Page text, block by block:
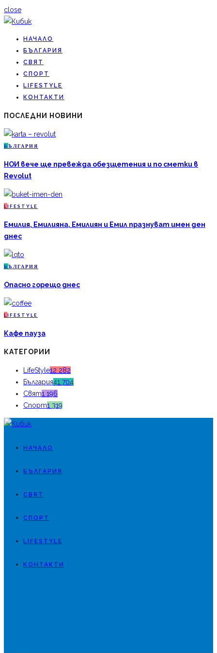
close
НАЧАЛО
БЪЛГАРИЯ
СВЯТ
СПОРТ
LIFESTYLE
КОНТАКТИ
ПОСЛЕДНИ НОВИНИ
Б ЪЛГАРИЯ
НОИ вече ще превежда обезщетения и по сметки в
Revolut
L IFESTYLE
Емилия, Емилияна, Емилиян и Емил празнуват имен ден
днес
Б ЪЛГАРИЯ
Опасно горещо днес
L IFESTYLE
Кафе пауза
КАТЕГОРИИ
LifeStyle12 282
България41 704
Свят1 196
Спорт1 319
НАЧАЛО
БЪЛГАРИЯ
СВЯТ
СПОРТ
LIFESTYLE
КОНТАКТИ